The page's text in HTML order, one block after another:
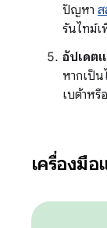
ปัญหา
รันไทม์
อัปเดต
หากเป็น
เบต้าหรื
เครื่องมื